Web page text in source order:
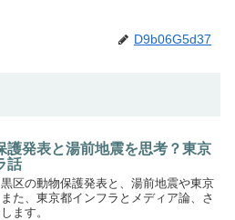
D9b06G5d37
護発表と湯前地震を思考？東京
話
区の動物保護発表と、湯前地震や東京
た、東京都インフラとメディア論、さ
ます。